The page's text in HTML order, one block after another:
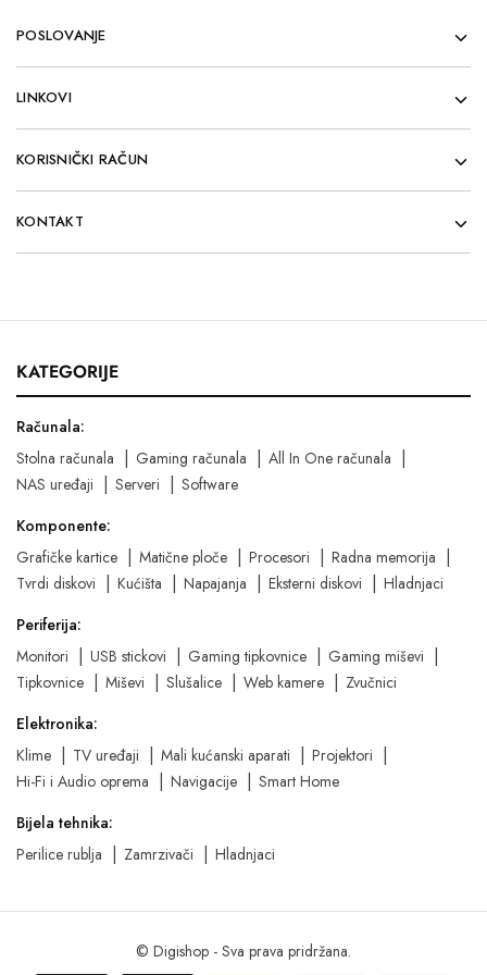
POSLOVANJE
LINKOVI
KORISNIČKI RAČUN
KONTAKT
KATEGORIJE
Računala:
Stolna računala
Gaming računala
All In One računala
NAS uređaji
Serveri
Software
Komponente:
Grafičke kartice
Matične ploče Procesori
Radna memorija
Tvrdi diskovi
Kućišta Napajanja Eksterni diskovi
Hladnjaci
Periferija:
Monitori
USB stickovi Gaming tipkovnice
Gaming miševi
Tipkovnice
Miševi Slušalice Web kamere
Zvučnici
Elektronika:
Klime
TV uređaji Mali kućanski aparati
Projektori
Hi-Fi i Audio oprema
Navigacije
Smart Home
Bijela tehnika:
Perilice rublja
Zamrzivači Hladnjaci
© Digishop - Sva prava pridržana.